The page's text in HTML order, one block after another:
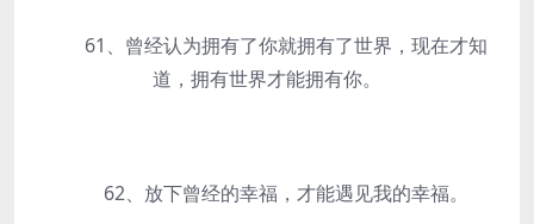
61、曾经认为拥有了你就拥有了世界，现在才知
道，拥有世界才能拥有你。
62、放下曾经的幸福，才能遇见我的幸福。